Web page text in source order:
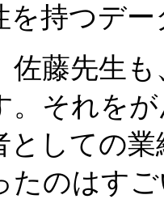
を持つデ
佐藤先生
。それを
としての
たのはす